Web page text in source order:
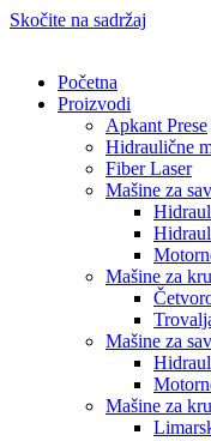
Skočite na sadržaj
Početna
Proizvodi
Apkant Prese
Hidraulične
Fiber Laser
Mašine za
Mašine za
Mašine za
Mašine za